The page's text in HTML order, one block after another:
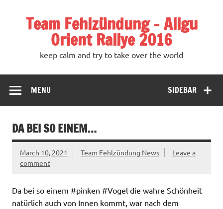
Team Fehlzündung – Allgu
Orient Rallye 2016
keep calm and try to take over the world
SIDEBAR
MENU
DA BEI SO EINEM…
March 10, 2021 Team Fehlzündung News
Leave a
comment
Da bei so einem #pinken #Vogel die wahre Schönheit
natürlich auch von Innen kommt, war nach dem